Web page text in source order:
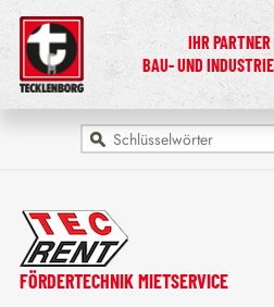
IHR
BAU- UND
FÖRDERTECHNIK MIETSERVICE